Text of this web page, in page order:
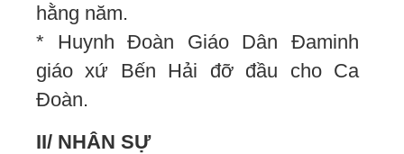
hằng năm.
* Huynh Đoàn Giáo Dân Đaminh
giáo xứ Bến Hải đỡ đầu cho Ca
Đoàn.
II/ NHÂN SỰ